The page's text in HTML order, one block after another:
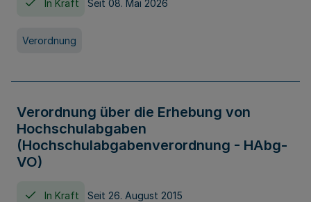
In Kraft Seit 08. Mai 2026
Verordnung
Verordnung über die Erhebung von
Hochschulabgaben
(Hochschulabgabenverordnung - HAbg-
VO)
In Kraft Seit 26. August 2015